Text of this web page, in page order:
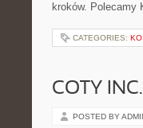
kroków.
CATEGORIES:
COTY
POSTED BY